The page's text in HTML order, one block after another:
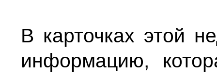
В карточках этой
информацию,